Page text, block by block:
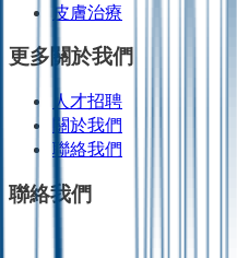
皮膚治療
更多關於我們
人才招聘
關於我們
聯絡我們
聯絡我們